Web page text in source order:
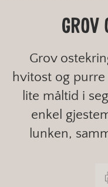
GROV
Grov
hvitost og
lite måltid i
enkel
lunken,